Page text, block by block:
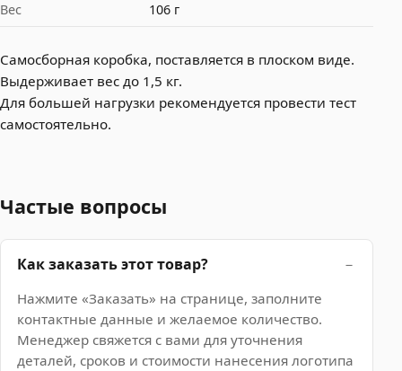
Вес
106 г
Самосборная коробка, поставляется в плоском виде.
Выдерживает вес до 1,5 кг.
Для большей нагрузки рекомендуется провести тест
самостоятельно.
Частые вопросы
Как заказать этот товар?
Нажмите «Заказать» на странице, заполните
контактные данные и желаемое количество.
Менеджер свяжется с вами для уточнения
деталей, сроков и стоимости нанесения логотипа